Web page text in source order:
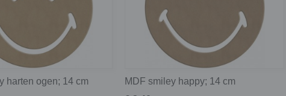
harten ogen; 14 cm
MDF smiley happy; 14 cm